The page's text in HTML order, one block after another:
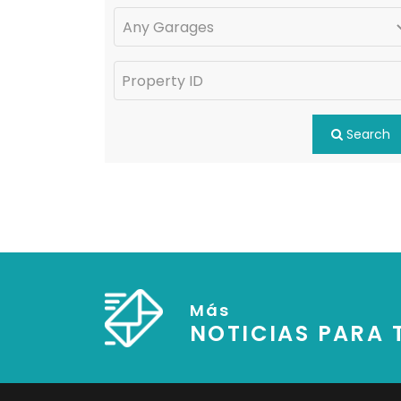
Search
Más
NOTICIAS PARA